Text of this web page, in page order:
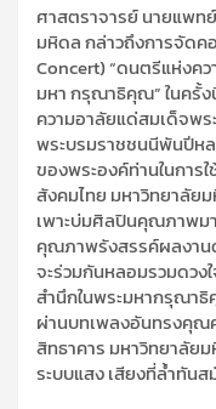
ศาสตราจารย์ นายแพท
มหิดล กล่าวถึงการจัดค
Concert) “ดนตรีแห่งค
มหา กรุณาธิคุณ” ในครั้ง
ความอาลัยแด่สมเด็จพร
พระบรมราชชนนีพันปีห
ของพระองค์ท่านในการ
สังคมไทย มหาวิทยาลัย
เพาะบ่มศิลปินคุณภาพม
คุณภาพรังสรรค์ผลงาน
จะร่วมกันหลอมรวมดวง
สำนึกในพระมหากรุณาธิ
ผ่านบทเพลงอันทรงคุณ
สิทธาคาร มหาวิทยาลัย
ระบบแสง เสียงที่ล้ำทัน